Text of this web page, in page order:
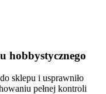
hobbystycznego
sklepu i usprawniło
pełnej kontroli